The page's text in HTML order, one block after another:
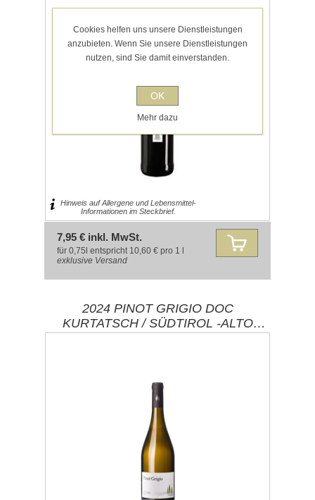
Hinweis auf Allergene und Lebensmittel-
Informationen im Steckbrief.
7,95 € inkl. MwSt.
für 0,75l entspricht 10,60 € pro 1 l
exklusive Versand
2024 PINOT GRIGIO DOC
KURTATSCH / SÜDTIROL -ALTO
ADIGE
Cookies helfen uns unsere Dienstleistungen
anzubieten. Wenn Sie unsere Dienstleistungen
nutzen, sind Sie damit einverstanden.
OK
Mehr dazu